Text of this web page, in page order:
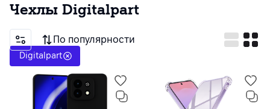
Чехлы Digitalpart
По популярности
Digitalpart